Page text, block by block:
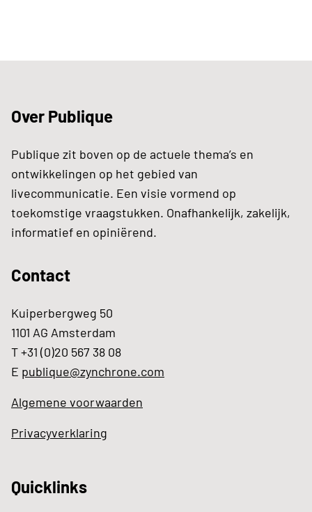
Over Publique
Publique zit boven op de actuele thema’s en
ontwikkelingen op het gebied van
livecommunicatie. Een visie vormend op
toekomstige vraagstukken. Onafhankelijk, zakelijk,
informatief en opiniërend.
Contact
Kuiperbergweg 50
1101 AG Amsterdam
T +31 (0)20 567 38 08
E publique@zynchrone.com
Algemene voorwaarden
Privacyverklaring
Quicklinks